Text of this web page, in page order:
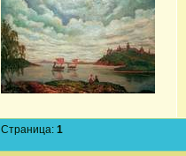
Страница: 1